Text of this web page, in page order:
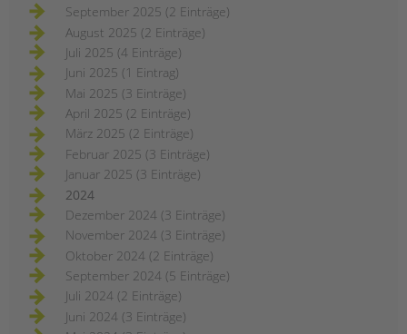
September 2025 (2 Einträge)
August 2025 (2 Einträge)
Juli 2025 (4 Einträge)
Juni 2025 (1 Eintrag)
Mai 2025 (3 Einträge)
April 2025 (2 Einträge)
März 2025 (2 Einträge)
Februar 2025 (3 Einträge)
Januar 2025 (3 Einträge)
2024
Dezember 2024 (3 Einträge)
November 2024 (3 Einträge)
Oktober 2024 (2 Einträge)
September 2024 (5 Einträge)
Juli 2024 (2 Einträge)
Juni 2024 (3 Einträge)